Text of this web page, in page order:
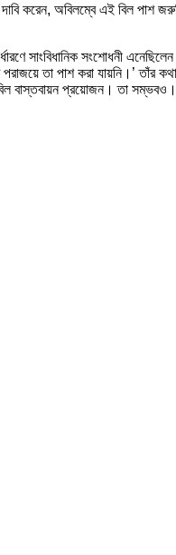
করেন, অবিলম্বে এই বিল পাশ
সাংবিধানিক সংশোধনী
তা পাশ করা যায়নি।’ তাঁর
বিল বাস্তবায়ন প্রয়োজন। তা